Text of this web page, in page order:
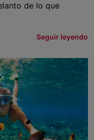
de lo que
Seguir leyendo